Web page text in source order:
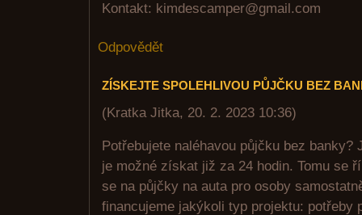
Kontakt: kimdescamper@gmail.com
Odpovědět
ZÍSKEJTE SPOLEHLIVOU PŮJČKU BEZ
(Kratka Jitka, 20. 2. 2023 10:36)
Potřebujete naléhavou půjčku bez
je možné získat již za 24 hodin. Tomu se
se na půjčky na auta pro osoby
financujeme jakýkoli typ projektu: potřeby